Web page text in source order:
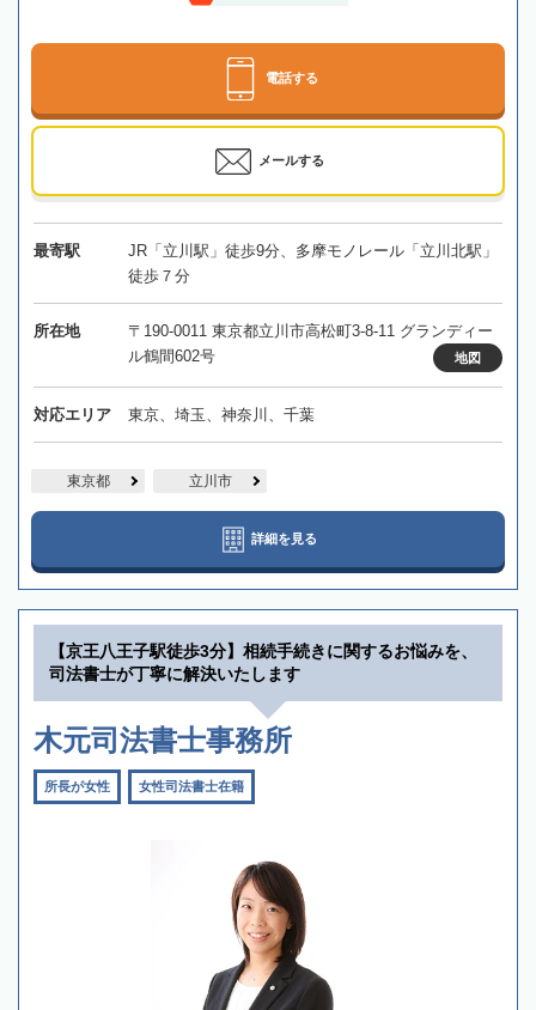
電話する
メールする
最寄駅
JR「立川駅」徒歩9分、多摩モノレール「立川北駅」
徒歩７分
所在地
〒190-0011 東京都立川市高松町3-8-11 グランディー
ル鶴間602号
地図
対応エリア 東京、埼玉、神奈川、千葉
東京都 立川市
詳細を見る
【京王八王子駅徒歩3分】相続手続きに関するお悩みを、
司法書士が丁寧に解決いたします
木元司法書士事務所
所長が女性 女性司法書士在籍